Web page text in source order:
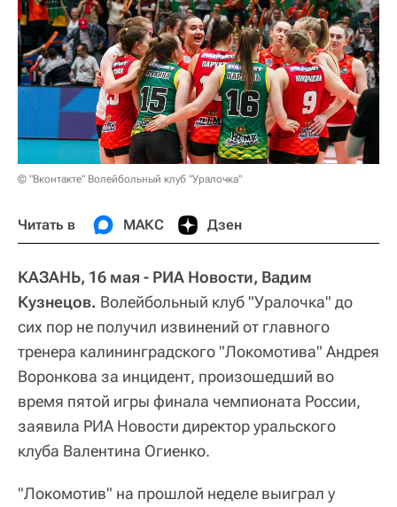
© "Вконтакте" Волейбольный клуб "Уралочка"
Читать в МАКС Дзен
КАЗАНЬ, 16 мая - РИА Новости, Вадим
Кузнецов. Волейбольный клуб "Уралочка" до
сих пор не получил извинений от главного
тренера калининградского "Локомотива" Андрея
Воронкова за инцидент, произошедший во
время пятой игры финала чемпионата России,
заявила РИА Новости директор уральского
клуба Валентина Огиенко.
"Локомотив" на прошлой неделе выиграл у